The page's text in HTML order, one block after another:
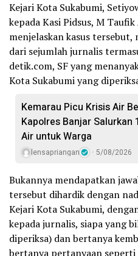
Kejari Kota Sukabumi,
kepada Kasi Pidsus, M
menjelaskan kasus
dari sejumlah jurnalis
detik.com, SF yang
Kota Sukabumi yang
Kemarau Picu Krisis Air
Kapolres Banjar Salurkan
Air untuk Warga
lensapriangan 5/08/2026
Bukannya mendapatkan
tersebut dihardik dengan
Kejari Kota Sukabumi,
kepada jurnalis, siapa yang
diperiksa) dan bertanya
bertanya pertanyaan